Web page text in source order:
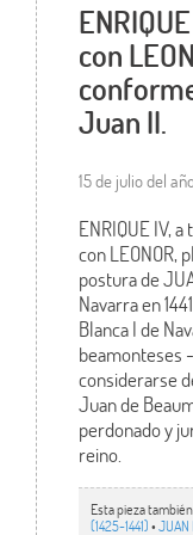
con
Juan II.
15 de julio del
ENRIQUE IV,
con LEONOR,
postura de
Navarra en
Blanca I de
beamonteses
considerarse
Juan de
perdonado y
reino.
Esta pieza también
(1425-1441)•JUAN